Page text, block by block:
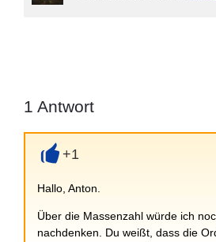
1 Antwort
+1
Hallo, Anton.
Über die Massenzahl würde ich
nachdenken. Du weißt, dass die